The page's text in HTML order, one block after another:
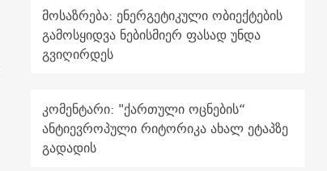
მოსაზრება: ენერგეტიკული ობიექტების
გამოსყიდვა ნებისმიერ ფასად უნდა
გვიღირდეს
კომენტარი: "ქართული ოცნების“
ანტიევროპული რიტორიკა ახალ ეტაპზე
გადადის